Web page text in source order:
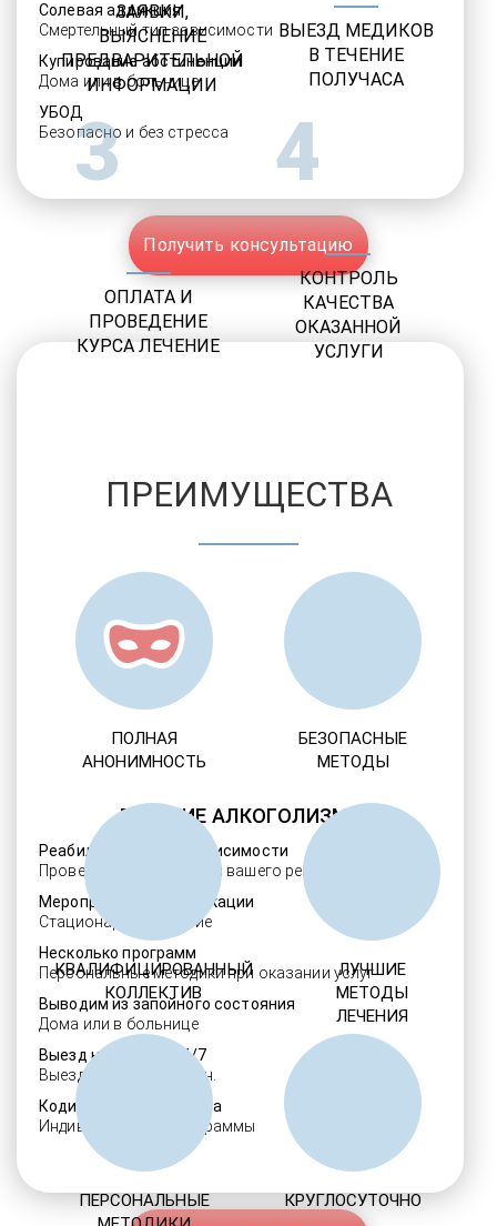
Солевая аддикция
Смертельный тип зависимости
Купирование абстиненции
Дома или в больнице
УБОД
Безопасно и без стресса
Получить консультацию
ЛЕЧЕНИЕ АЛКОГОЛИЗМА
Реабилитация алкозависимости
Проверенные ребцентры вашего региона
Мероприятия детоксикации
Стационарное лечение
Несколько программ
Персональные методики при оказании услуг
Выводим из запойного состояния
Дома или в больнице
Выезд нарколога 24/7
Выезд в течение 30 мин.
Кодировка алкоголизма
Индивидуальные программы
ЗАЯВКИ,
ВЫЯСНЕНИЕ
ПРЕДВАРИТЕЛЬНОЙ
ИНФОРМАЦИИ
ВЫЕЗД МЕДИКОВ
В ТЕЧЕНИЕ
ПОЛУЧАСА
3
ОПЛАТА И
ПРОВЕДЕНИЕ
КУРСА ЛЕЧЕНИЕ
4
КОНТРОЛЬ
КАЧЕСТВА
ОКАЗАННОЙ
УСЛУГИ
ПРЕИМУЩЕСТВА
ПОЛНАЯ
АНОНИМНОСТЬ
БЕЗОПАСНЫЕ
МЕТОДЫ
КВАЛИФИЦИРОВАННЫЙ
КОЛЛЕКТИВ
ЛУЧШИЕ
МЕТОДЫ
ЛЕЧЕНИЯ
ПЕРСОНАЛЬНЫЕ
КРУГЛОСУТОЧНО